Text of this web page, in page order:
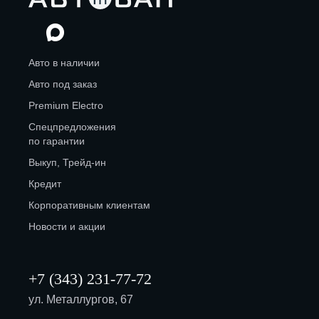
Авто в наличии
Авто под заказ
Premium Electro
Спецпредложения
по гарантии
Выкуп, Трейд-ин
Кредит
Корпоративным клиентам
Новости и акции
+7 (343) 231-77-72
ул. Металлургов, 67